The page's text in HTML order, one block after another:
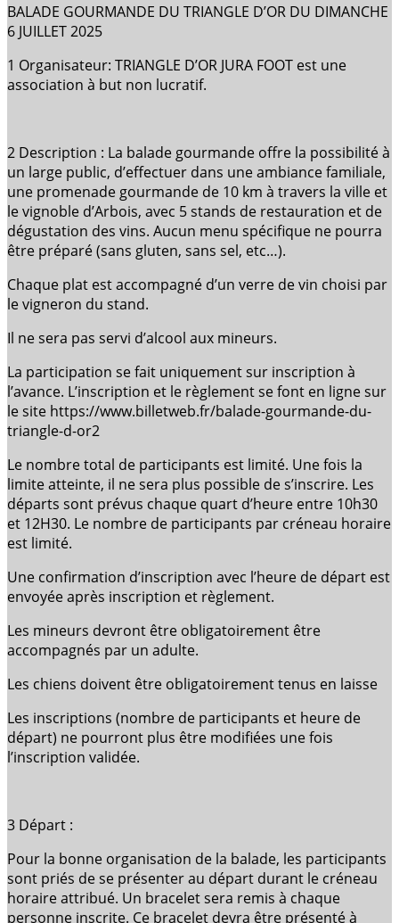
BALADE GOURMANDE DU TRIANGLE D’OR DU DIMANCHE
6 JUILLET 2025
1 Organisateur: TRIANGLE D’OR JURA FOOT est une
association à but non lucratif.
2 Description : La balade gourmande offre la possibilité à
un large public, d’effectuer dans une ambiance familiale,
une promenade gourmande de 10 km à travers la ville et
le vignoble d’Arbois, avec 5 stands de restauration et de
dégustation des vins. Aucun menu spécifique ne pourra
être préparé (sans gluten, sans sel, etc…).
Chaque plat est accompagné d’un verre de vin choisi par
le vigneron du stand.
Il ne sera pas servi d’alcool aux mineurs.
La participation se fait uniquement sur inscription à
l’avance. L’inscription et le règlement se font en ligne sur
le site https://www.billetweb.fr/balade-gourmande-du-
triangle-d-or2
Le nombre total de participants est limité. Une fois la
limite atteinte, il ne sera plus possible de s’inscrire. Les
départs sont prévus chaque quart d’heure entre 10h30
et 12H30. Le nombre de participants par créneau horaire
est limité.
Une confirmation d’inscription avec l’heure de départ est
envoyée après inscription et règlement.
Les mineurs devront être obligatoirement être
accompagnés par un adulte.
Les chiens doivent être obligatoirement tenus en laisse
Les inscriptions (nombre de participants et heure de
départ) ne pourront plus être modifiées une fois
l’inscription validée.
3 Départ :
Pour la bonne organisation de la balade, les participants
sont priés de se présenter au départ durant le créneau
horaire attribué. Un bracelet sera remis à chaque
personne inscrite. Ce bracelet devra être présenté à